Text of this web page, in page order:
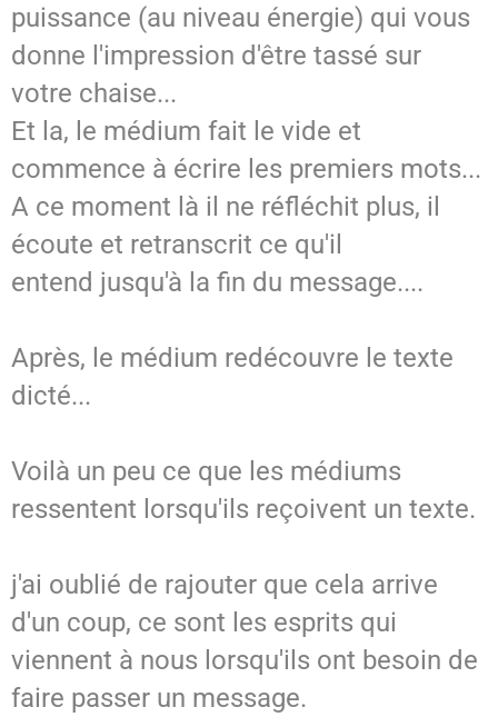
puissance (au niveau énergie) qui vous
donne l'impression d'être tassé sur
votre chaise...
Et la, le médium fait le vide et
commence à écrire les premiers mots...
A ce moment là il ne réfléchit plus, il
écoute et retranscrit ce qu'il
entend jusqu'à la fin du message....
Après, le médium redécouvre le texte
dicté...
Voilà un peu ce que les médiums
ressentent lorsqu'ils reçoivent un texte.
j'ai oublié de rajouter que cela arrive
d'un coup, ce sont les esprits qui
viennent à nous lorsqu'ils ont besoin de
faire passer un message.